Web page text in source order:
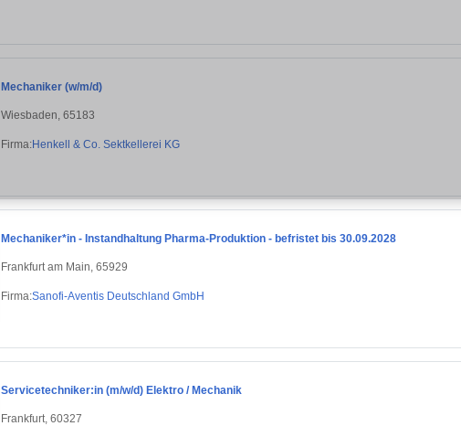
Mechaniker (w/m/d)
Wiesbaden, 65183
Firma:Henkell & Co. Sektkellerei KG
Mechaniker*in - Instandhaltung Pharma-Produktion - befristet bis 30.09.2028
Frankfurt am Main, 65929
Firma:Sanofi-Aventis Deutschland GmbH
Servicetechniker:in (m/w/d) Elektro / Mechanik
Frankfurt, 60327